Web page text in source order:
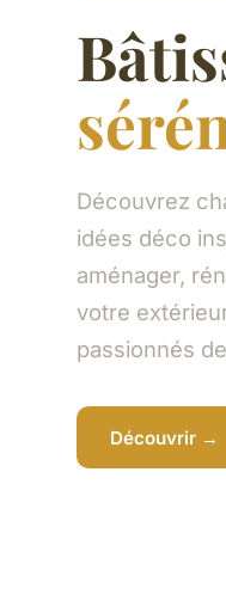
Découvrez
idées déco
aménager,
votre
passionnés
Découvrir →